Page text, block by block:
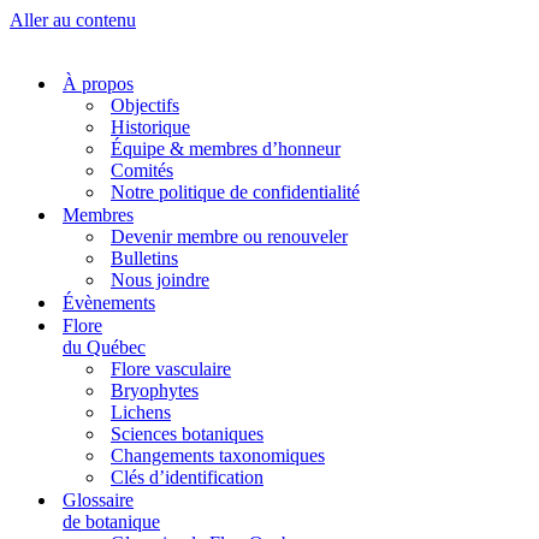
Aller au contenu
À propos
Objectifs
Historique
Équipe & membres d’honneur
Comités
Notre politique de confidentialité
Membres
Devenir membre ou renouveler
Bulletins
Nous joindre
Évènements
Flore
du Québec
Flore vasculaire
Bryophytes
Lichens
Sciences botaniques
Changements taxonomiques
Clés d’identification
Glossaire
de botanique